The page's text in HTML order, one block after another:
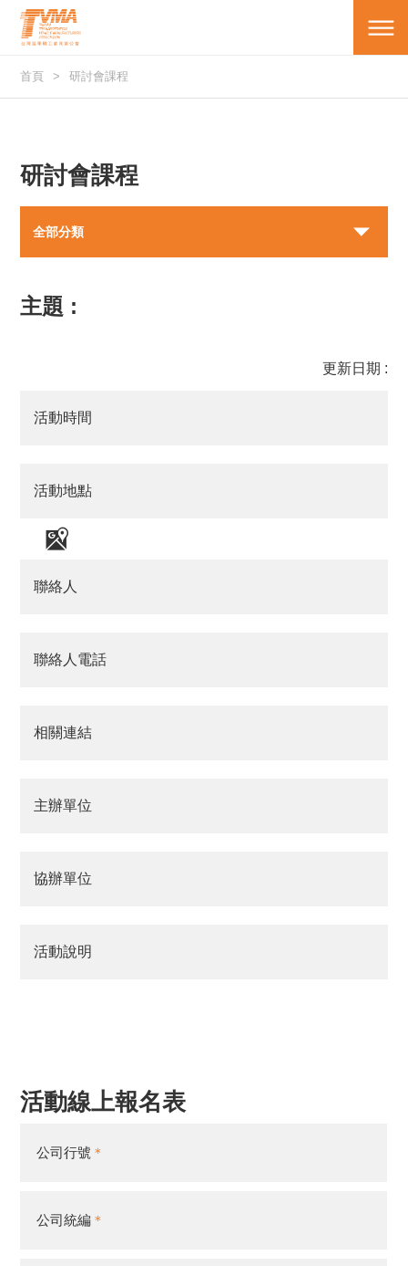
首頁 研討會課程
研討會課程
全部分類
主題 :
更新日期 :
活動時間
活動地點
聯絡人
聯絡人電話
相關連結
主辦單位
協辦單位
活動說明
活動線上報名表
公司行號
公司統編